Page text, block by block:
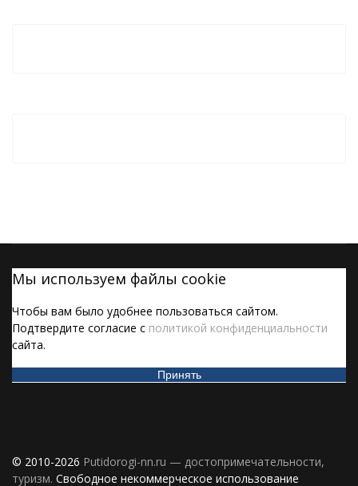
Мы используем файлы cookie
Чтобы вам было удобнее пользоваться сайтом.
Подтвердите согласие с политикой конфиденциальности
сайта.
Принять
© 2010-2026 Putidorogi-nn.ru — достопримечательности,
туризм. Свободное некоммерческое использование